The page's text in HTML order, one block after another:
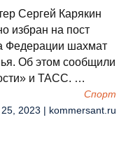
Сергей Карякин
избран на пост
Федерации шахмат
Об этом сообщили
и ТАСС. …
Спорт
2023 | kommersant.ru